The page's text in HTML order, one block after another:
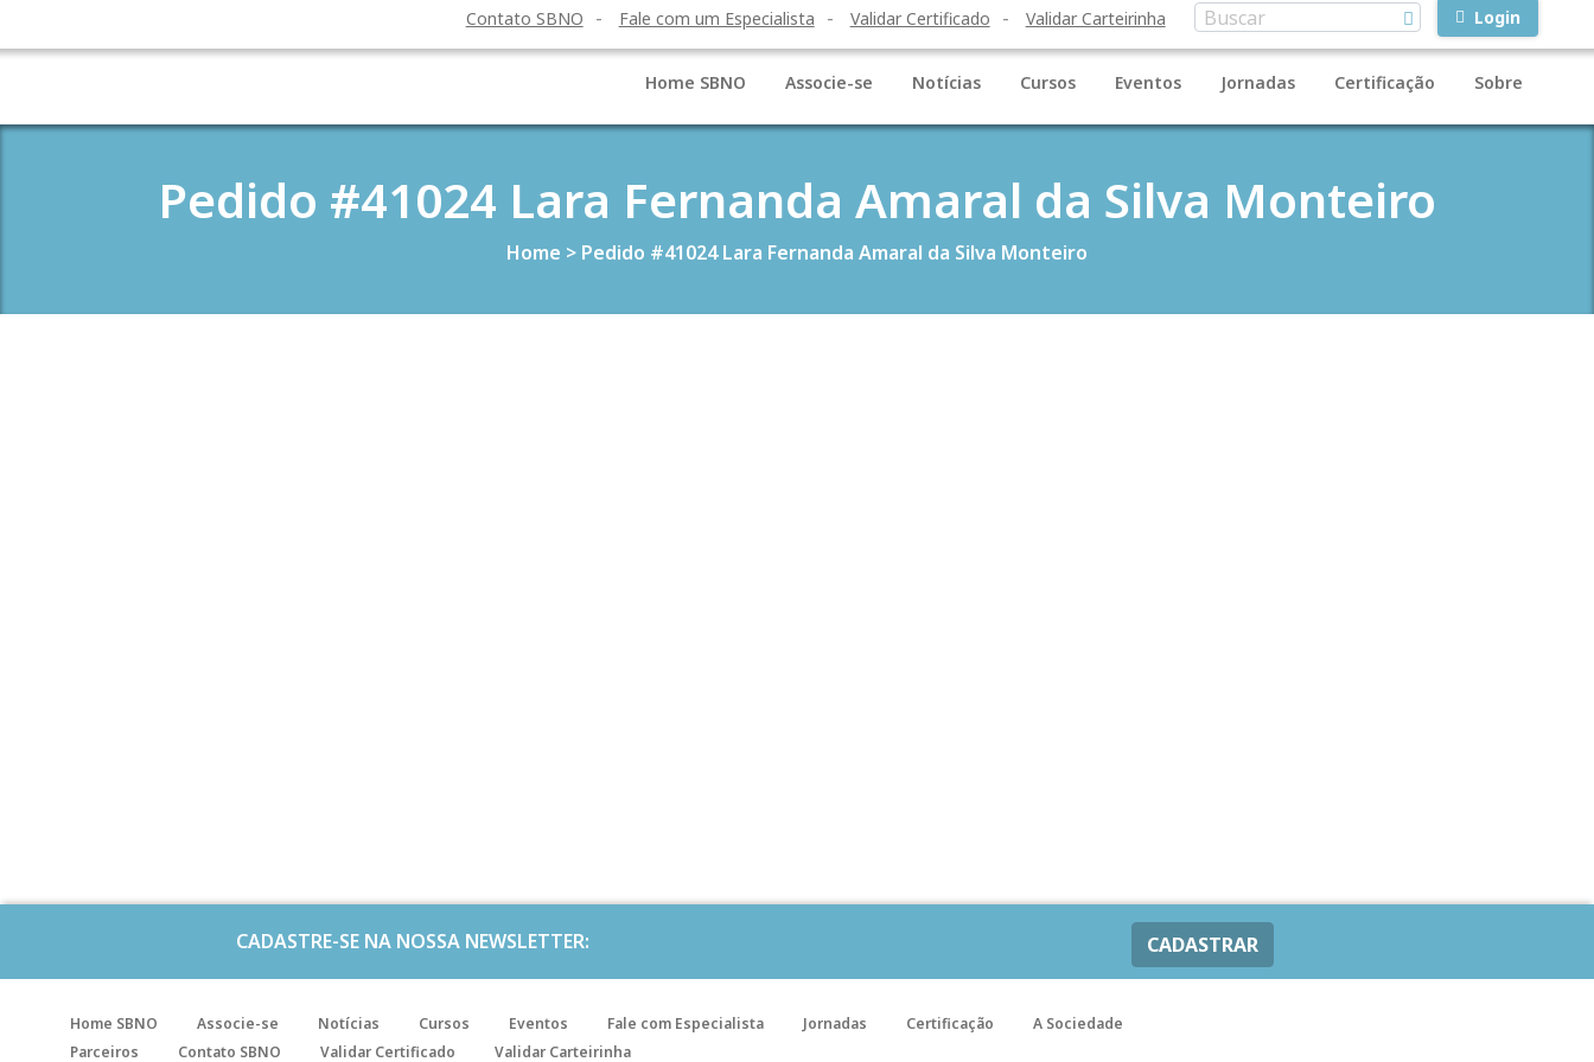
Contato SBNO Fale com um Especialista Validar Certificado Validar Carteirinha Login
Home SBNO Associe-se Notícias Cursos Eventos Jornadas Certificação Sobre
Pedido #41024 Lara Fernanda Amaral da Silva Monteiro
Home > Pedido #41024 Lara Fernanda Amaral da Silva Monteiro
CADASTRE-SE NA NOSSA NEWSLETTER: CADASTRAR
Home SBNO Associe-se Notícias Cursos Eventos Fale com Especialista Jornadas Certificação
A Sociedade
Parceiros
Contato SBNO Validar Certificado Validar Carteirinha